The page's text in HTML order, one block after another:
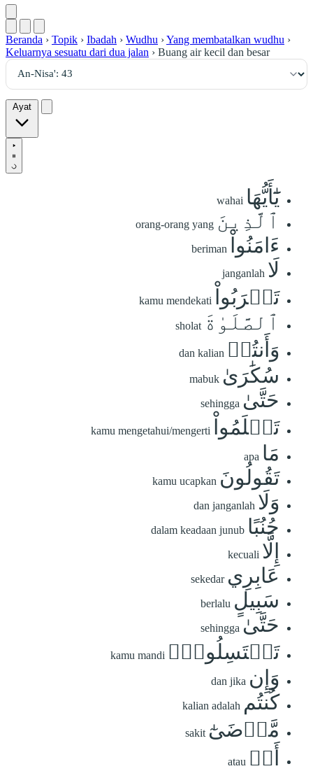
Beranda › Topik › Ibadah › Wudhu ›Yang membatalkan wudhu ›
Keluarnya sesuatu dari dua jalan › Buang air kecil dan besar
Ayat
يَٰٓأَيُّهَا wahai
ٱلَّذِينَ orang-orang yang
ءَامَنُواْ beriman
لَا janganlah
تَقۡرَبُواْ kamu mendekati
ٱلصَّلَوٰةَ sholat
وَأَنتُمۡ dan kalian
سُكَٰرَىٰ mabuk
حَتَّىٰ sehingga
تَعۡلَمُواْ kamu mengetahui/mengerti
مَا apa
تَقُولُونَ kamu ucapkan
وَلَا dan janganlah
جُنُبًا dalam keadaan junub
إِلَّا kecuali
عَابِرِي sekedar
سَبِيلٍ berlalu
حَتَّىٰ sehingga
تَغۡتَسِلُواْۚ kamu mandi
وَإِن dan jika
كُنتُم kalian adalah
مَّرۡضَىٰٓ sakit
أَوۡ atau